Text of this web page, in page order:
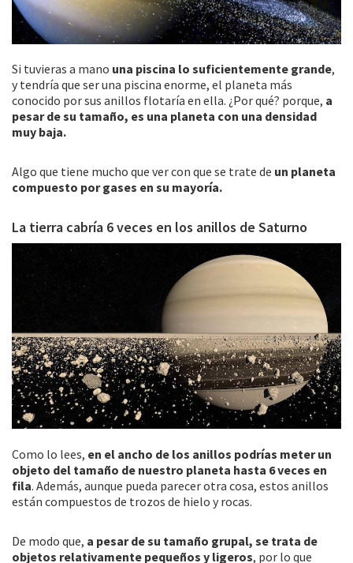
Si tuvieras a mano una piscina lo suficientemente grande,
y tendría que ser una piscina enorme, el planeta más
conocido por sus anillos flotaría en ella. ¿Por qué? porque, a
pesar de su tamaño, es una planeta con una densidad
muy baja.
Algo que tiene mucho que ver con que se trate de un planeta
compuesto por gases en su mayoría.
La tierra cabría 6 veces en los anillos de Saturno
Como lo lees, en el ancho de los anillos podrías meter un
objeto del tamaño de nuestro planeta hasta 6 veces en
fila. Además, aunque pueda parecer otra cosa, estos anillos
están compuestos de trozos de hielo y rocas.
De modo que, a pesar de su tamaño grupal, se trata de
objetos relativamente pequeños y ligeros, por lo que